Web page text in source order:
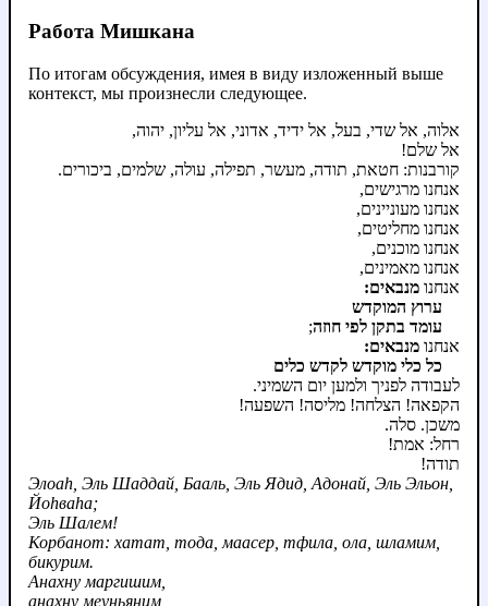
Работа Мишкана
По итогам обсуждения, имея в виду изложенный выше
контекст, мы произнесли следующее.
אלוה, אל שדי, בעל, אל ידיד, אדוני, אל עליון, יהוה,
אל שלם!
קורבנות: חטאת, תודה, מעשר, תפילה, עולה, שלמים, ביכורים.
אנחנו מרגישים,
אנחנו מעוניינים,
אנחנו מחליטים,
אנחנו מוכנים,
אנחנו מאמינים,
אנחנו מנבאים:
ערוץ המוקדש
עומד בתקן לפי חוזה;
אנחנו מנבאים:
כל כלי מוקדש לקדש כלים
לעבודה לפניך ולמען יום השמיני.
הקפאה! הצלחה! מליסה! השפעה!
משכן. סלה.
רחל: אמת!
תודה!
Элоаh, Эль Шаддай, Бааль, Эль Ядид, Адонай, Эль Эльон,
Йоhваhа;
Эль Шалем!
Корбанот: хатат, тода, маасер, тфила, ола, шламим,
бикурим.
Анахну маргишим,
анахну меуньяним,